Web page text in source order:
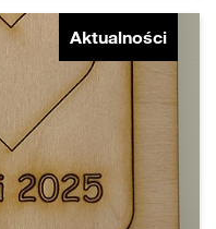
Aktualności